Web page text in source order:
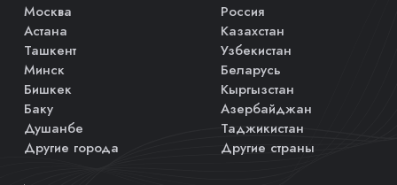
Москва
Астана
Ташкент
Минск
Бишкек
Баку
Душанбе
Другие города
Россия
Казахстан
Узбекистан
Беларусь
Кыргызстан
Азербайджан
Таджикистан
Другие страны